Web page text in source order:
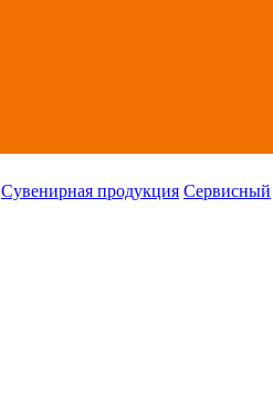
Сувенирная продукция Сервисный